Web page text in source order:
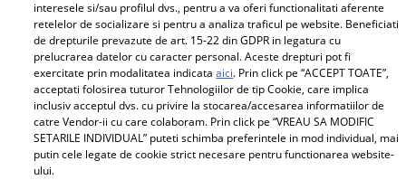
Noi dezvăluiri despre relația
actuală dintre Andreea Popescu
interesele si/sau profilul dvs., pentru a va oferi functionalitati aferente
retelelor de socializare si pentru a analiza traficul pe website. Beneficiati
de drepturile prevazute de art. 15-22 din GDPR in legatura cu
prelucrarea datelor cu caracter personal. Aceste drepturi pot fi
exercitate prin modalitatea indicataaici. Prin click pe “ACCEPT TOATE”,
acceptati folosirea tuturor Tehnologiilor de tip Cookie, care implica
inclusiv acceptul dvs. cu privire la stocarea/accesarea informatiilor de
catre Vendor-ii cu care colaboram. Prin click pe “VREAU SA MODIFIC
SETARILE INDIVIDUAL” puteti schimba preferintele in mod individual, mai
putin cele legate de cookie strict necesare pentru functionarea website-
ului.